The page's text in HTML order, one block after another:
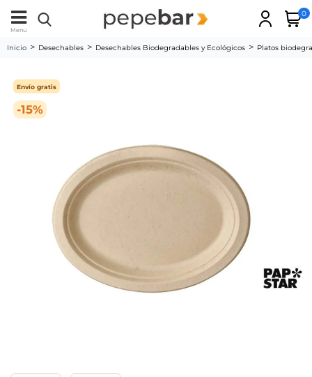
Menu
0
Inicio Desechables Desechables Biodegradables y Ecológicos Platos
-15%
Envío gratis